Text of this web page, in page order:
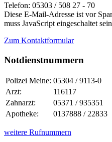
Telefon: 05303 / 508 27 - 70
Diese E-Mail-Adresse ist vor
muss JavaScript eingeschaltet
Zum Kontaktformular
Notdienstnummern
Polizei Meine: 05304 / 9113-0
Arzt:
116117
Zahnarzt:
05371 / 935351
Apotheke:
0137888 / 22833
weitere Rufnummern